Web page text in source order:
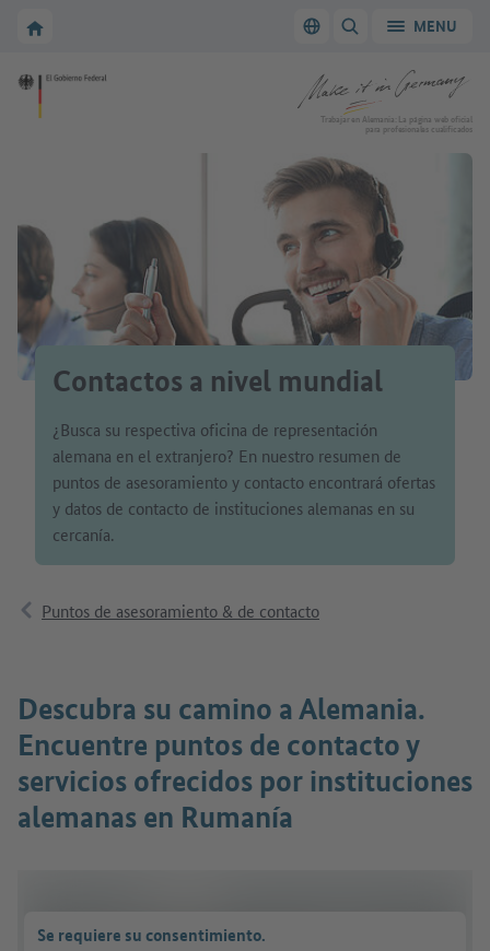
A la página de inicio de Make it in GermanyCambiar el idioma
MOSTRAR/MENU
A la página de inicio de Make it in Germany
Trabajar en Alemania: La página web oficial
para profesionales cualificados
Contactos a nivel mundial
¿Busca su respectiva oficina de representación
alemana en el extranjero? En nuestro resumen de
puntos de asesoramiento y contacto encontrará ofertas
y datos de contacto de instituciones alemanas en su
cercanía.
Puntos de asesoramiento & de contacto
Descubra su camino a Alemania.
Encuentre puntos de contacto y
servicios ofrecidos por instituciones
alemanas en Rumanía
Se requiere su consentimiento.